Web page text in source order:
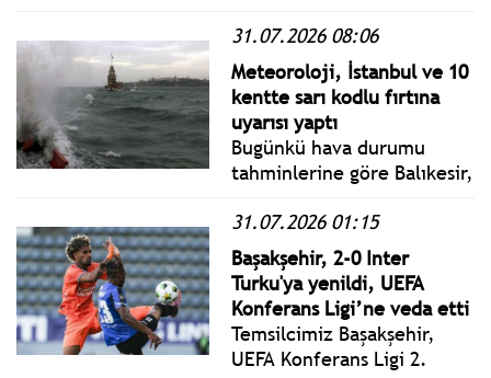
mesajıyla “rüşvet ve
yolsuzlukların odağı olmak”
suçunun, siyasi partilerin
temelli kapatılma nedeni
olması gerektiğini bildirdi.
31.07.2026 08:06
Meteoroloji, İstanbul ve 10
kentte sarı kodlu fırtına
uyarısı yaptı
Bugünkü hava durumu
tahminlerine göre Balıkesir,
İstanbul, İzmir, Kırklareli,
Kocaeli, Manisa, Tekirdağ
ve Yalova için sarı kodlu
uyarı verildi. Rüzgarın hızı
saatte 70 km'ye varacak.
31.07.2026 01:15
Başakşehir, 2-0 Inter
Turku'ya yenildi, UEFA
Konferans Ligi’ne veda etti
Temsilcimiz Başakşehir,
UEFA Konferans Ligi 2.